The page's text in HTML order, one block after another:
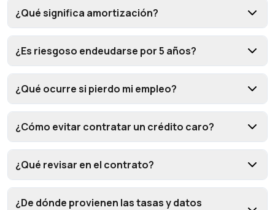
¿Qué significa amortización?
¿Es riesgoso endeudarse por 5 años?
¿Qué ocurre si pierdo mi empleo?
¿Cómo evitar contratar un crédito caro?
¿Qué revisar en el contrato?
¿De dónde provienen las tasas y datos